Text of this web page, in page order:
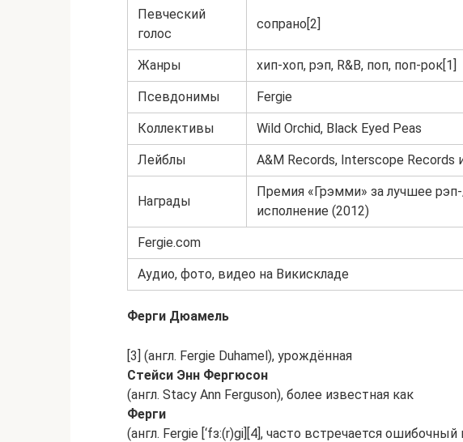
Певческий
голос
сопрано[2]
Жанры хип-хоп, рэп, R&B, поп, поп-рок[1]
Псевдонимы Fergie
Коллективы Wild Orchid, Black Eyed Peas
Лейблы A&M Records, Interscope Records
Награды
Премия «Грэмми» за лучшее
исполнение (2012)
Fergie.com
Аудио, фото, видео на Викискладе
Ферги Дюамель
[3] (англ. Fergie Duhamel), урождённая
Стейси Энн Фергюсон
(англ. Stacy Ann Ferguson), более известная как
Ферги
(англ. Fergie [‘fɜ:(r)gi][4], часто встречается ошибочный